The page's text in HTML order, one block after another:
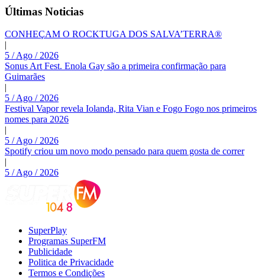
Últimas Noticias
CONHEÇAM O ROCKTUGA DOS SALVA’TERRA®
|
5 / Ago / 2026
Sonus Art Fest. Enola Gay são a primeira confirmação para
Guimarães
|
5 / Ago / 2026
Festival Vapor revela Iolanda, Rita Vian e Fogo Fogo nos primeiros
nomes para 2026
|
5 / Ago / 2026
Spotify criou um novo modo pensado para quem gosta de correr
|
5 / Ago / 2026
SuperPlay
Programas SuperFM
Publicidade
Politica de Privacidade
Termos e Condições